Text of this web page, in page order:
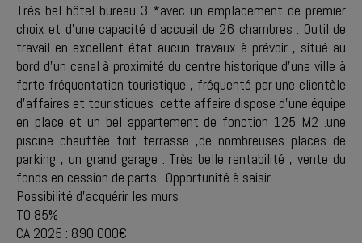
Très bel hôtel bureau 3 *avec un emplacement de premier
choix et d'une capacité d'accueil de 26 chambres . Outil de
travail en excellent état aucun travaux à prévoir , situé au
bord d'un canal à proximité du centre historique d'une ville à
forte fréquentation touristique , fréquenté par une clientèle
d'affaires et touristiques ,cette affaire dispose d'une équipe
en place et un bel appartement de fonction 125 M2 .une
piscine chauffée toit terrasse ,de nombreuses places de
parking , un grand garage . Très belle rentabilité , vente du
fonds en cession de parts . Opportunité à saisir
Possibilité d'acquérir les murs
TO 85%
CA 2025 : 890 000€